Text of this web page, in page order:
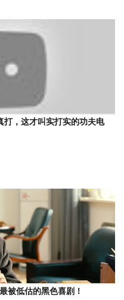
打，这才叫实打实的功夫电
被低估的黑色喜剧！